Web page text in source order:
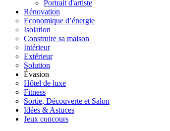
Portrait d'artiste
Rénovation
Economique d’énergie
Isolation
Construire sa maison
Intérieur
Extérieur
Solution
Évasion
Hôtel de luxe
Fitness
Sortie, Découverte et Salon
Idées & Astuces
Jeux concours